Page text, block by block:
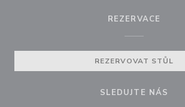
REZERVACE
REZERVOVAT STŮL
SLEDUJTE NÁS